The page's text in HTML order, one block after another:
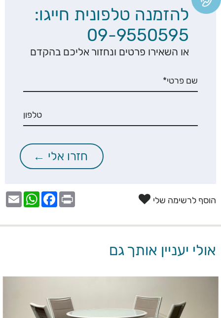
להזמנה טלפונית חייגו:
09-9550595
או השאירו פרטים ונחזור אליכם בהקדם
הוסף לרשימה שלי
אולי יעניין אותך גם